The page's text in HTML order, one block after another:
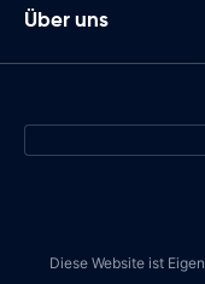
Über uns
Diese Website ist